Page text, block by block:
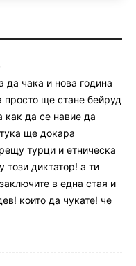
да чака и нова година
просто ще стане бейруд
как да се навие да
ще докара
турци и етническа
този диктатор! а ти
в една стая и
които да чукате! че